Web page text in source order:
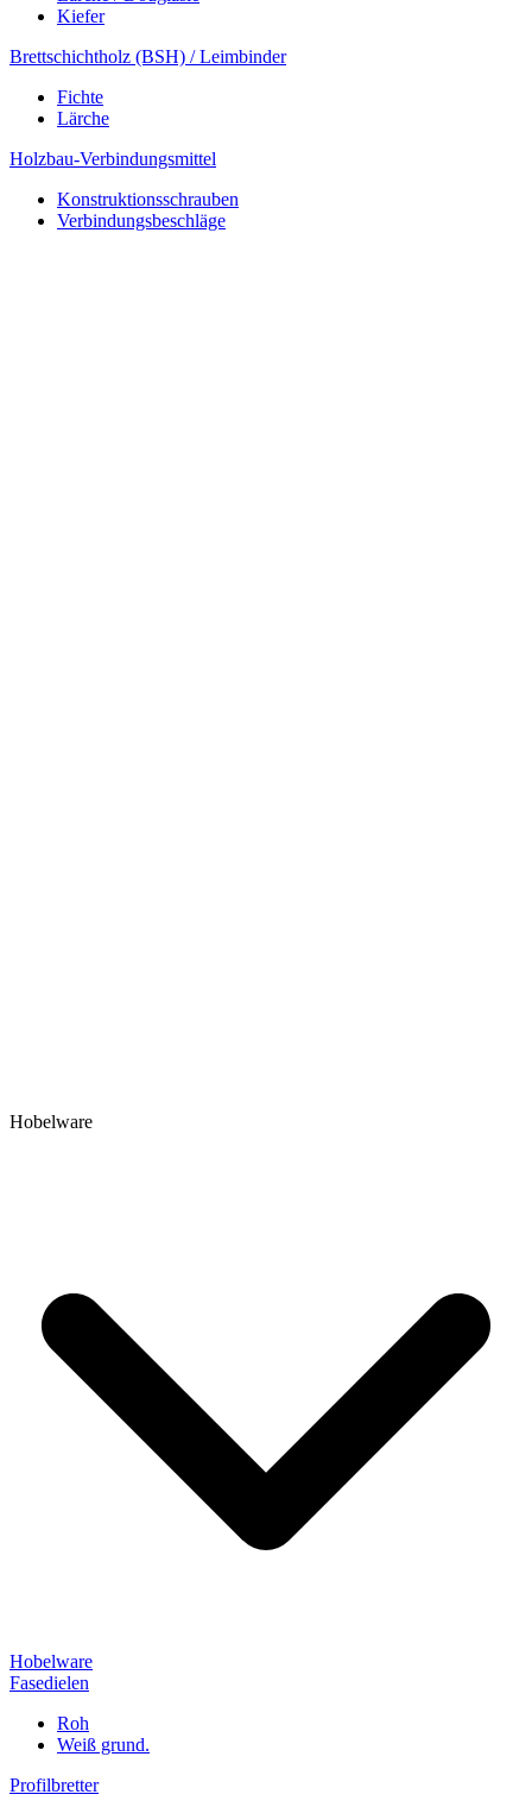
Kiefer
Brettschichtholz (BSH) / Leimbinder
Fichte
Lärche
Holzbau-Verbindungsmittel
Konstruktionsschrauben
Verbindungsbeschläge
Hobelware
Hobelware
Fasedielen
Roh
Weiß grund.
Profilbretter